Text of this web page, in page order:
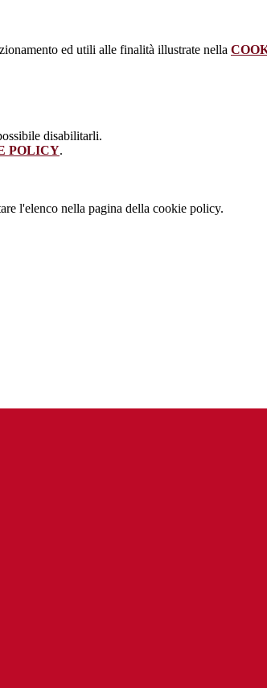
ed utili alle finalità illustrate nella
disabilitarli.
POLICY.
l'elenco nella pagina della cookie policy.